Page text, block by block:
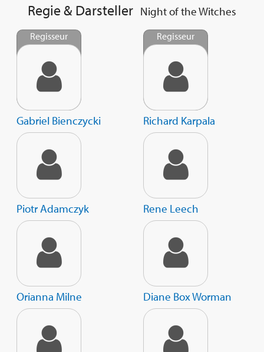
Regie & Darsteller Night of the Witches
Regisseur
Gabriel Bienczycki
Regisseur
Richard Karpala
Piotr Adamczyk Rene Leech
Orianna Milne Diane Box Worman